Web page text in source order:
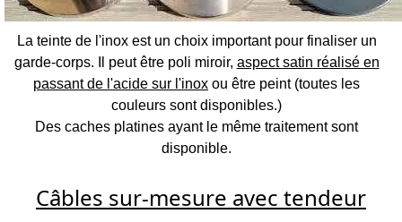
La teinte de l'inox est un choix important pour finaliser un
garde-corps. Il peut être poli miroir, aspect satin réalisé en
passant de l'acide sur l'inox ou être peint (toutes les
couleurs sont disponibles.)
Des caches platines ayant le même traitement sont
disponible.
Câbles sur-mesure avec tendeur